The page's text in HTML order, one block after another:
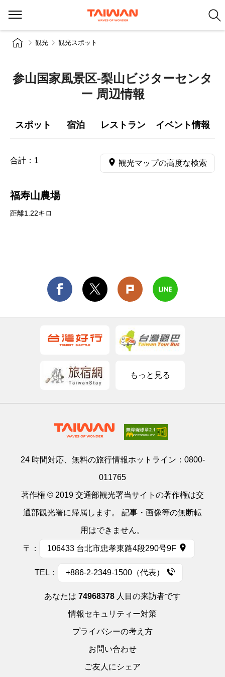
観光 観光スポット
参山国家風景区-梨山ビジターセンタ
ー 周辺情報
スポット 宿泊 レストラン イベント情報
合計： 1 観光マップの高度な検索
福寿山農場
距離1.22キロ
もっと見る
24 時間対応、無料の旅行情報ホットライン： 0800-
011765
著作権 © 2019 交通部観光署当サイトの著作権は交
通部観光署に帰属します。 記事・画像等の無断転
用はできません。
〒： 106433 台北市忠孝東路4段290号9F
TEL： +886-2-2349-1500（代表）
あなたは 74968378 人目の来訪者です
情報セキュリティー対策
プライバシーの考え方
お問い合わせ
ご友人にシェア